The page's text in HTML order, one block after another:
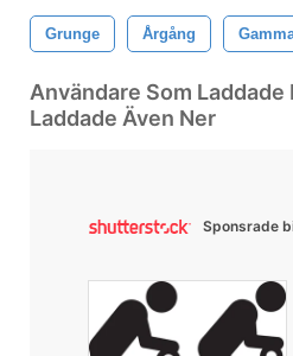
Grunge Årgång
Användare Som Laddade
Laddade Även Ner
Sponsrade